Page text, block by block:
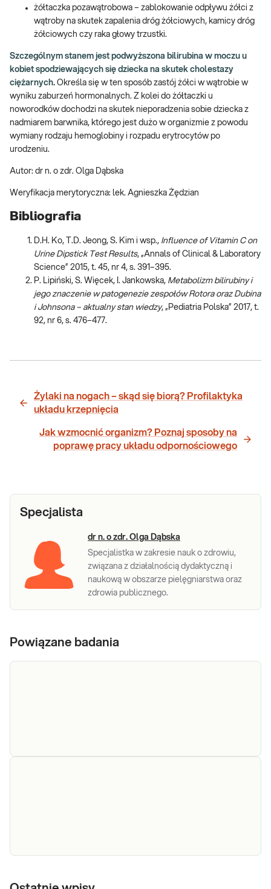
żółtaczka pozawątrobowa – zablokowanie odpływu żółci z
wątroby na skutek zapalenia dróg żółciowych, kamicy dróg
żółciowych czy raka głowy trzustki.
Szczególnym stanem jest podwyższona bilirubina w moczu u
kobiet spodziewających się dziecka na skutek cholestazy
ciężarnych. Określa się w ten sposób zastój żółci w wątrobie w
wyniku zaburzeń hormonalnych. Z kolei do żółtaczki u
noworodków dochodzi na skutek nieporadzenia sobie dziecka z
nadmiarem barwnika, którego jest dużo w organizmie z powodu
wymiany rodzaju hemoglobiny i rozpadu erytrocytów po
urodzeniu.
Autor: dr n. o zdr. Olga Dąbska
Weryfikacja merytoryczna: lek. Agnieszka Żędzian
Bibliografia
D.H. Ko, T.D. Jeong, S. Kim i wsp., Influence of Vitamin C on
Urine Dipstick Test Results, „Annals of Clinical & Laboratory
Science” 2015, t. 45, nr 4, s. 391–395.
P. Lipiński, S. Więcek, I. Jankowska, Metabolizm bilirubiny i
jego znaczenie w patogenezie zespołów Rotora oraz Dubina
i Johnsona – aktualny stan wiedzy, „Pediatria Polska” 2017, t.
92, nr 6, s. 476–477.
Żylaki na nogach – skąd się biorą? Profilaktyka
układu krzepnięcia
Jak wzmocnić organizm? Poznaj sposoby na
poprawę pracy układu odpornościowego
Specjalista
dr n. o zdr. Olga Dąbska
Specjalistka w zakresie nauk o zdrowiu,
związana z działalnością dydaktyczną i
naukową w obszarze pielęgniarstwa oraz
zdrowia publicznego.
Powiązane badania
badanie
celach przesiewowych, diagnostycznych i